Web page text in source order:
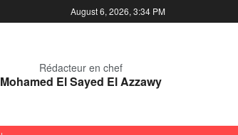
August 6, 2026, 3:34 PM
Rédacteur en chef
Mohamed El Sayed El Azzawy